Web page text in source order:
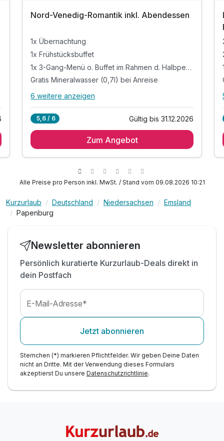
Nord-Venedig-Romantik inkl. Abendessen
1x Übernachtung
1x Frühstücksbuffet
1x 3-Gang-Menü o. Buffet im Rahmen d. Halbpension
Gratis Mineralwasser (0,7l) bei Anreise
Alle Inklusivleistungen
1x Frühstücksbuffet
Gratis Mineralwasser (0,7l) bei Anreise
Gratis Aktivzeit im Fitnessstudio „Injoy“ *
Gratis Stadtplan & Tipps für Ihre Ausflüge
Gratis W-LAN
6 weitere anzeigen
5,6 / 6 Gültig bis 31.12.2026
Zum Angebot
Alle Preise pro Person inkl. MwSt. / Stand vom 09.08.2026 10:21
Kurzurlaub Deutschland Niedersachsen
Emsland
Papenburg
Newsletter abonnieren
Persönlich kuratierte Kurzurlaub-Deals direkt in
dein Postfach
E-Mail-Adresse*
Jetzt abonnieren
Sternchen (*) markieren Pflichtfelder. Wir geben Deine Daten
nicht an Dritte. Mit der Verwendung dieses Formulars
akzeptierst Du unsere Datenschutzrichtlinie.